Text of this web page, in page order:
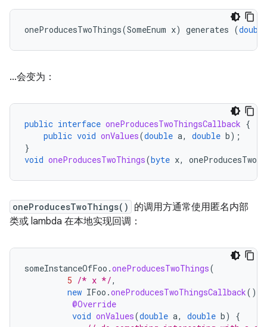
oneProducesTwoThings(SomeEnum x) generates (double
…会变为：
public interface oneProducesTwoThingsCallback {
public void onValues(double a, double b);
}
void oneProducesTwoThings(byte x,
oneProducesTwoThings()
的调用方通常使用匿名内部
类或 lambda 在本地实现回调：
someInstanceOfFoo .oneProducesTwoThings(
5 /* x */,
new IFoo .oneProducesTwoThingsCallback()
@Override
void onValues(double a, double b)
{